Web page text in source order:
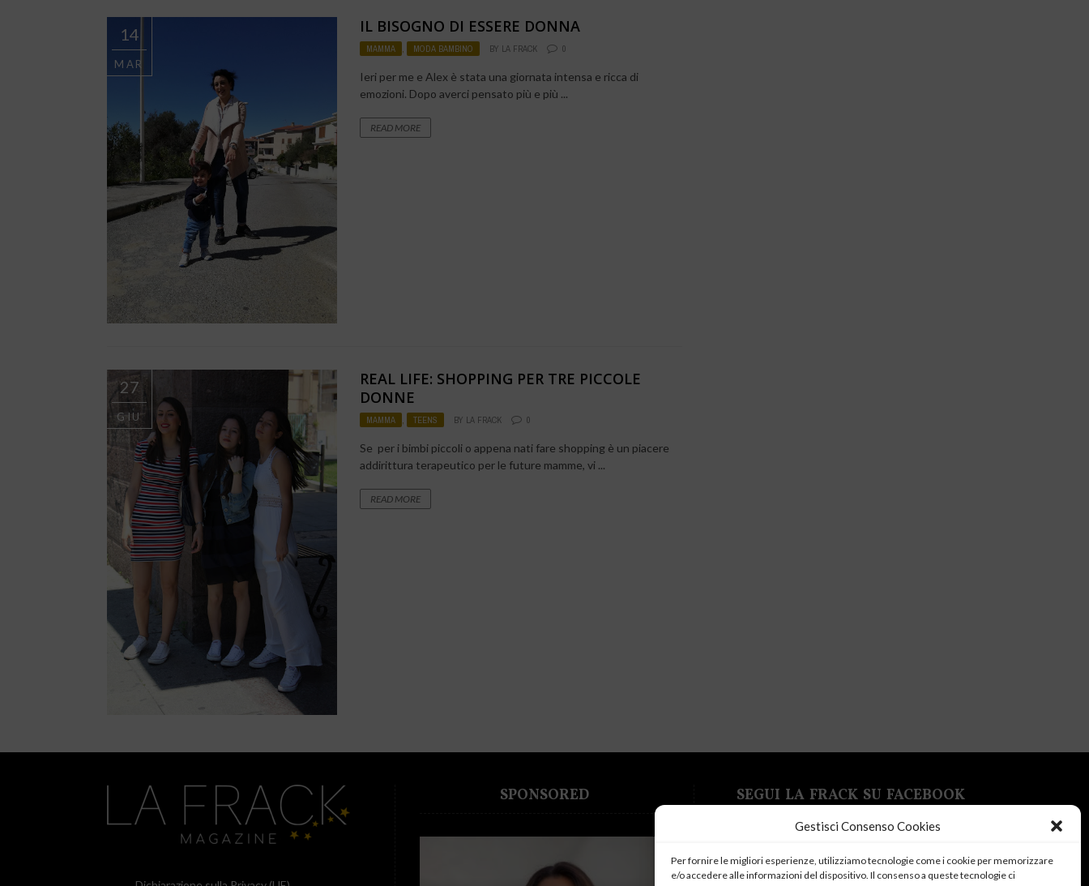
Gestisci Consenso Cookies
Per fornire le migliori esperienze, utilizziamo tecnologie come i cookie per memorizzare
e/o accedere alle informazioni del dispositivo. Il consenso a queste tecnologie ci
14
MAR
IL BISOGNO DI ESSERE DONNA
MAMMA MODA BAMBINO BY LA FRACK 0
Ieri per me e Alex è stata una giornata intensa e ricca di
emozioni. Dopo averci pensato più e più ...
READ MORE
27
GIU
REAL LIFE: SHOPPING PER TRE PICCOLE
DONNE
MAMMA , TEENS BY LA FRACK 0
Se per i bimbi piccoli o appena nati fare shopping è un piacere
addirittura terapeutico per le future mamme, vi ...
READ MORE
SPONSORED SEGUI LA FRACK SU FACEBOOK